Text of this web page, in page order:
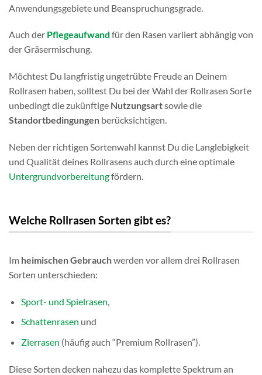
Anwendungsgebiete und Beanspruchungsgrade.
Auch der Pflegeaufwand für den Rasen variiert abhängig von
der Gräsermischung.
Möchtest Du langfristig ungetrübte Freude an Deinem
Rollrasen haben, solltest Du bei der Wahl der Rollrasen Sorte
unbedingt die zukünftige Nutzungsartsowie die
Standortbedingungen berücksichtigen.
Neben der richtigen Sortenwahl kannst Du die Langlebigkeit
und Qualität deines Rollrasens auch durch eine optimale
Untergrundvorbereitungfördern.
Welche Rollrasen Sorten gibt es?
Im heimischen Gebrauchwerden vor allem drei Rollrasen
Sorten unterschieden:
Sport- und Spielrasen
Schattenrasen und
Zierrasen (häufig auch “Premium Rollrasen”).
Diese Sorten decken nahezu das komplette Spektrum an